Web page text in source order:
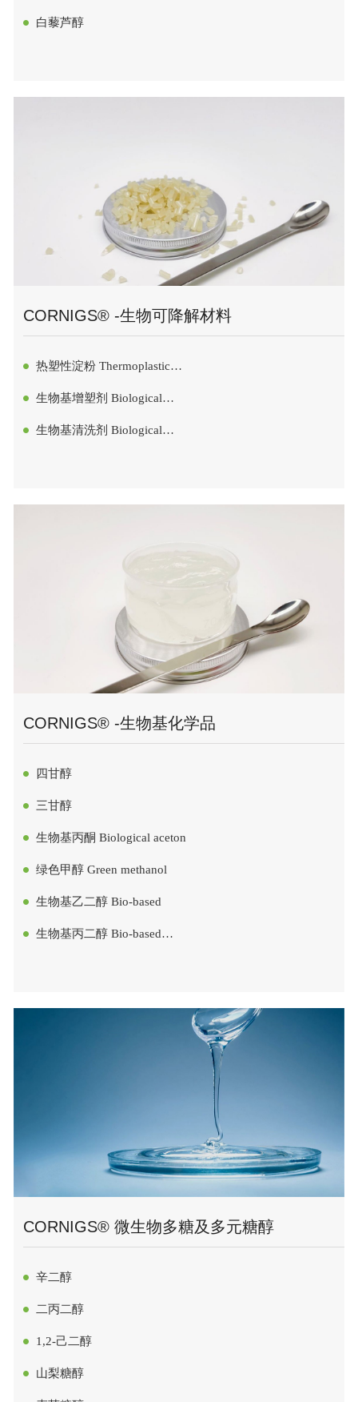
白藜芦醇
CORNIGS® -生物可降解材料
热塑性淀粉 Thermoplastic
生物基增塑剂 Biological
生物基清洗剂 Biological
CORNIGS® -生物基化学品
四甘醇
三甘醇
生物基丙酮 Biological aceton
绿色甲醇 Green methanol
生物基乙二醇 Bio-based
生物基丙二醇 Bio-based
CORNIGS® 微生物多糖及多元糖醇
辛二醇
二丙二醇
1,2-己二醇
山梨糖醇